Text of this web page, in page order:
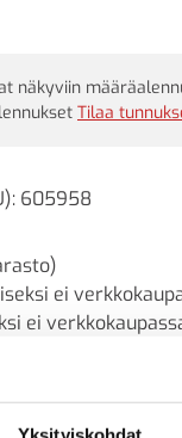
näkyviin
Tilaa
605958
ei
ei
yhteyttä